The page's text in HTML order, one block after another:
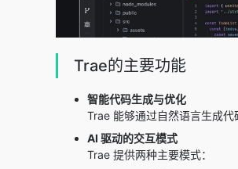
Trae的主要功能
智能代码生成与优化
Trae 能够通过自然语言生成代
AI 驱动的交互模式
Trae 提供两种主要模式：